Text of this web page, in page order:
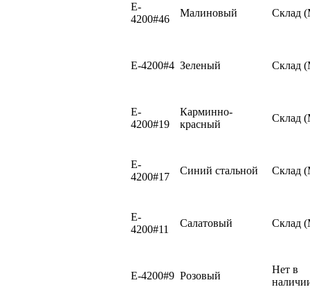
E-
4200#46
Малиновый Склад
E-4200#4 Зеленый Склад
E-
4200#19
Карминно-
красный
Склад
E-
4200#17
Синий стальной Склад
E-
4200#11
Салатовый Склад
E-4200#9 Розовый
Нет в